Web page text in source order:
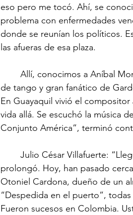
eso pero me tocó. Ahí, se
problema con enfermedades
donde se reunían los políticos.
las afueras de esa plaza.
de tango y gran fanático de
En Guayaquil vivió el
vida allá. Se escuchó la música
Conjunto América”, terminó
prolongó. Hoy, han pasado
Otoniel Cardona, dueño de un
“Despedida en el puerto”,
Fueron sucesos en Colombia.